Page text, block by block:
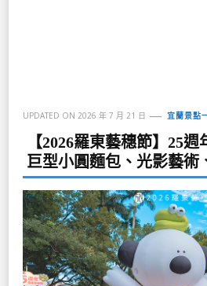
UPDATED ON 2026 年 7 月 21 日 宜蘭景點
【2026羅東藝穗節】25週
巨型小圓麵包、光影藝術